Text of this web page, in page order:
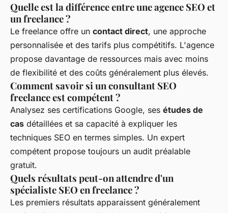
Quelle est la différence entre une agence SEO et
un freelance ?
Le freelance offre un contact direct, une approche
personnalisée et des tarifs plus compétitifs. L'agence
propose davantage de ressources mais avec moins
de flexibilité et des coûts généralement plus élevés.
Comment savoir si un consultant SEO
freelance est compétent ?
Analysez ses certifications Google, ses études de
cas détaillées et sa capacité à expliquer les
techniques SEO en termes simples. Un expert
compétent propose toujours un audit préalable
gratuit.
Quels résultats peut-on attendre d'un
spécialiste SEO en freelance ?
Les premiers résultats apparaissent généralement